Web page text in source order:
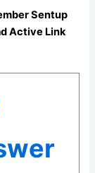
Sentup
Active Link